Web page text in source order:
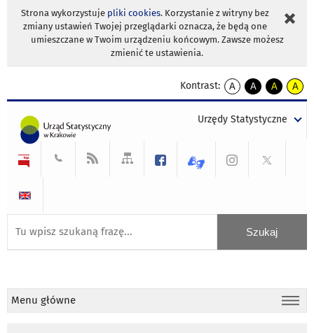
Strona wykorzystuje pliki cookies. Korzystanie z witryny bez
zmiany ustawień Twojej przeglądarki oznacza, że będą one
umieszczane w Twoim urządzeniu końcowym. Zawsze możesz
zmienić te ustawienia.
Kontrast:
A
kontrast
A
kontrast
tekst
czarnym
A
kontrast
tekst
czarnym
A
tekst
żółtym
Urzędy Statystyczne
Menu główne